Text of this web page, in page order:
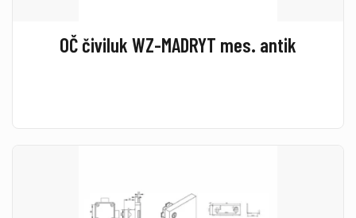
OČ čiviluk WZ-MADRYT mes. antik